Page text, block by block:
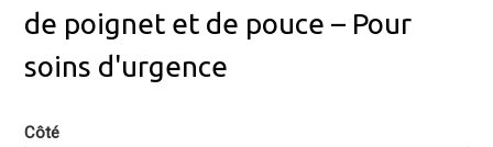
de poignet et de pouce – Pour
soins d'urgence
Côté